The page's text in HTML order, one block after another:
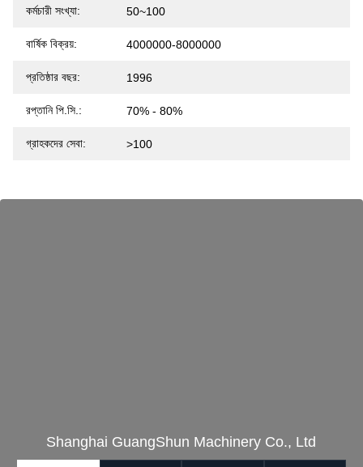
কর্মচারী সংখ্যা: 50~100
বার্ষিক বিক্রয়: 4000000-8000000
প্রতিষ্ঠার বছর: 1996
রপ্তানি পি.সি.: 70% - 80%
গ্রাহকদের সেবা: >100
Shanghai GuangShun Machinery Co., Ltd